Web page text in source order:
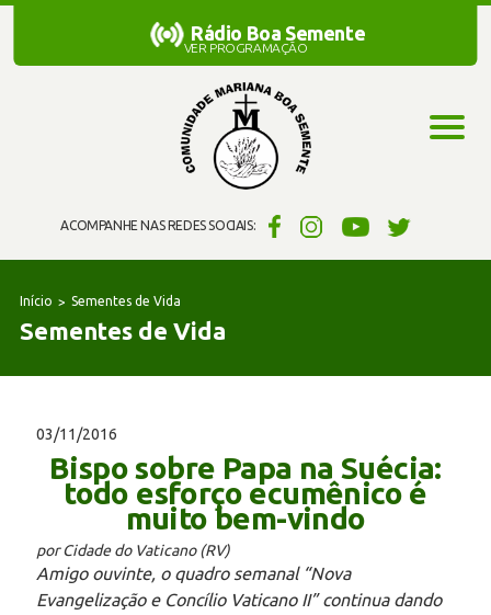
ACOMPANHE NAS REDES SOCIAIS:
Rádio Boa Semente
Rádio Boa Semente
VER PROGRAMAÇÃO
Início Sementes de Vida
Sementes de Vida
03/11/2016
Bispo sobre Papa na Suécia:
todo esforço ecumênico é
muito bem-vindo
por Cidade do Vaticano (RV)
Amigo ouvinte, o quadro semanal “Nova
Evangelização e Concílio Vaticano II” continua dando